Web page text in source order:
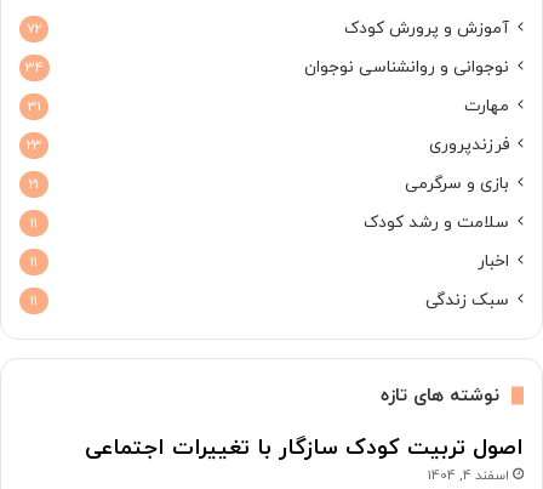
آموزش و پرورش کودک 72
نوجوانی و روانشناسی نوجوان 34
مهارت 31
فرزندپروری 23
بازی و سرگرمی 21
سلامت و رشد کودک 11
اخبار 11
سبک زندگی 11
نوشته های تازه
اصول تربیت کودک سازگار با تغییرات اجتماعی
اسفند 4, 1404